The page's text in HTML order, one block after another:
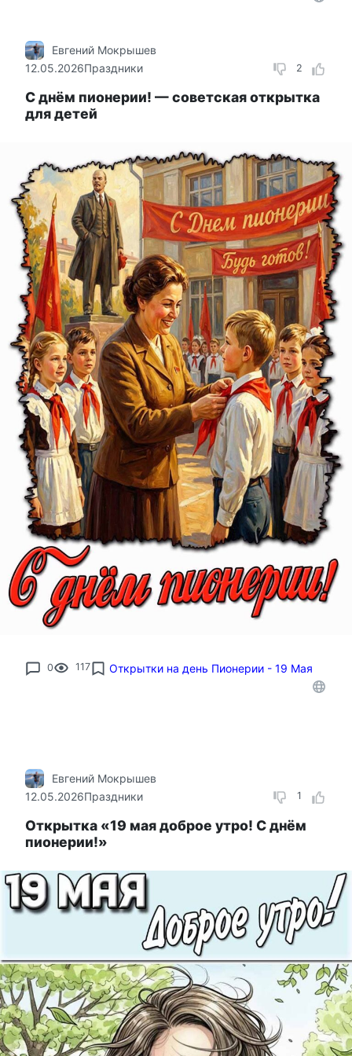
2
Евгений Мокрышев
12.05.2026Праздники
С днём пионерии! — советская открытка
для детей
0 117 Открытки на день Пионерии - 19 Мая
1
Евгений Мокрышев
12.05.2026Праздники
Открытка «19 мая доброе утро! С днём
пионерии!»